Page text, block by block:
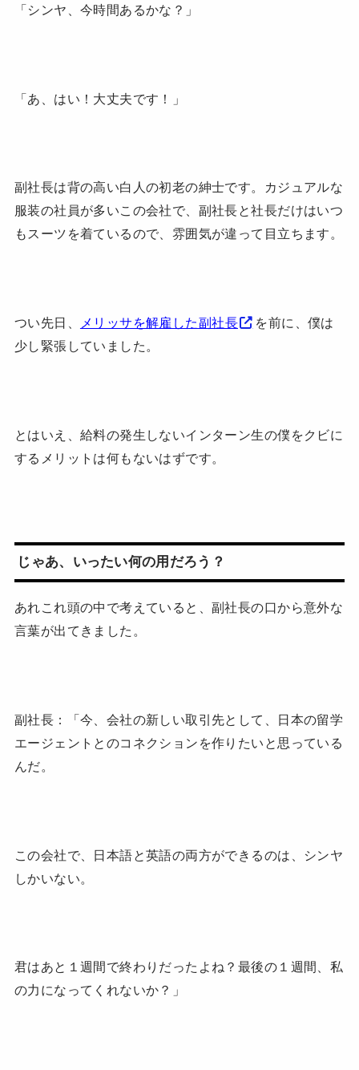
「シンヤ、今時間あるかな？」
「あ、はい！大丈夫です！」
副社長は背の高い白人の初老の紳士です。カジュアルな
服装の社員が多いこの会社で、副社長と社長だけはいつ
もスーツを着ているので、雰囲気が違って目立ちます。
つい先日、 メリッサを解雇した副社長
を前に、僕は
少し緊張していました。
とはいえ、給料の発生しないインターン生の僕をクビに
するメリットは何もないはずです。
じゃあ、いったい何の用だろう？
あれこれ頭の中で考えていると、副社長の口から意外な
言葉が出てきました。
副社長：「今、会社の新しい取引先として、日本の留学
エージェントとのコネクションを作りたいと思っている
んだ。
この会社で、日本語と英語の両方ができるのは、シンヤ
しかいない。
君はあと１週間で終わりだったよね？最後の１週間、私
の力になってくれないか？」